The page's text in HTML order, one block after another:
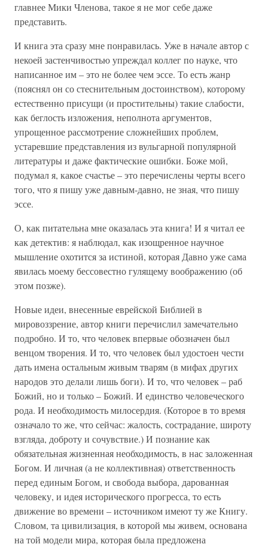
главнее Мики Членова, такое я не мог себе даже
представить.
И книга эта сразу мне понравилась. Уже в начале автор с
некоей застенчивостью упреждал коллег по науке, что
написанное им – это не более чем эссе. То есть жанр
(пояснял он со стеснительным достоинством), которому
естественно присущи (и простительны) такие слабости,
как беглость изложения, неполнота аргументов,
упрощенное рассмотрение сложнейших проблем,
устаревшие представления из вульгарной популярной
литературы и даже фактические ошибки. Боже мой,
подумал я, какое счастье – это перечислены черты всего
того, что я пишу уже давным-давно, не зная, что пишу
эссе.
О, как питательна мне оказалась эта книга! И я читал ее
как детектив: я наблюдал, как изощренное научное
мышление охотится за истиной, которая Давно уже сама
явилась моему бессовестно гулящему воображению (об
этом позже).
Новые идеи, внесенные еврейской Библией в
мировоззрение, автор книги перечислил замечательно
подробно. И то, что человек впервые обозначен был
венцом творения. И то, что человек был удостоен чести
дать имена остальным живым тварям (в мифах других
народов это делали лишь боги). И то, что человек – раб
Божий, но и только – Божий. И единство человеческого
рода. И необходимость милосердия. (Которое в то время
означало то же, что сейчас: жалость, сострадание, широту
взгляда, доброту и сочувствие.) И познание как
обязательная жизненная необходимость, в нас заложенная
Богом. И личная (а не коллективная) ответственность
перед единым Богом, и свобода выбора, дарованная
человеку, и идея исторического прогресса, то есть
движение во времени – источником имеют ту же Книгу.
Словом, та цивилизация, в которой мы живем, основана
на той модели мира, которая была предложена